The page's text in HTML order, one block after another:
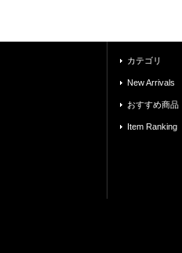
カテゴリ
New Arrivals
おすすめ商品
Item Ranking